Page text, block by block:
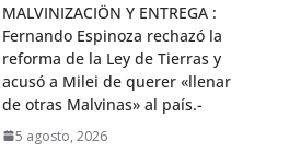
MALVINIZACIÖN Y ENTREGA :
Fernando Espinoza rechazó la
reforma de la Ley de Tierras y
acusó a Milei de querer «llenar
de otras Malvinas» al país.-
5 agosto, 2026